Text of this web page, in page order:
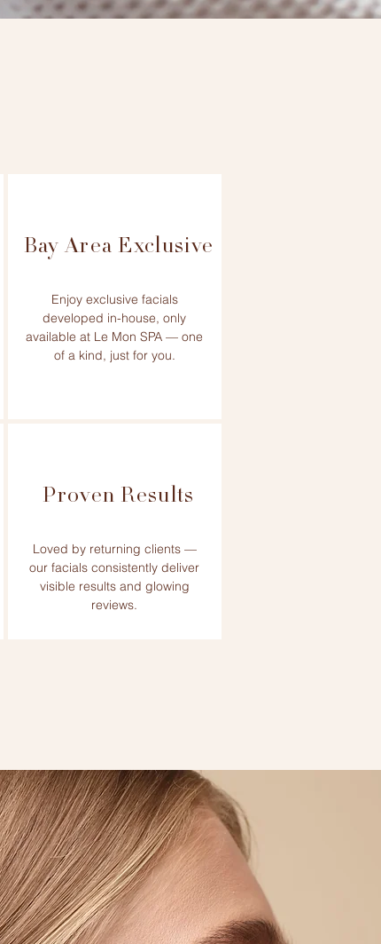
Bay Area Exclusive
Enjoy exclusive facials
developed in-house, only
available at Le Mon SPA — one
of a kind, just for you.
Proven Results
Loved by returning clients —
our facials consistently deliver
visible results and glowing
reviews.